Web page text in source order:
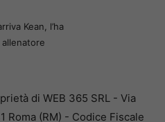
Kean, l’ha
di WEB 365 SRL - Via
Roma (RM) - Codice Fiscale